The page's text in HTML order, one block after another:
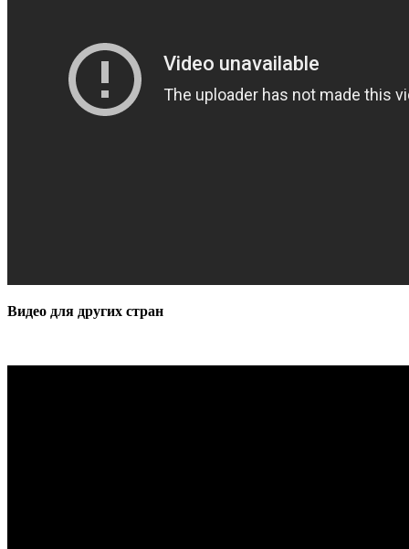
Видео для других стран